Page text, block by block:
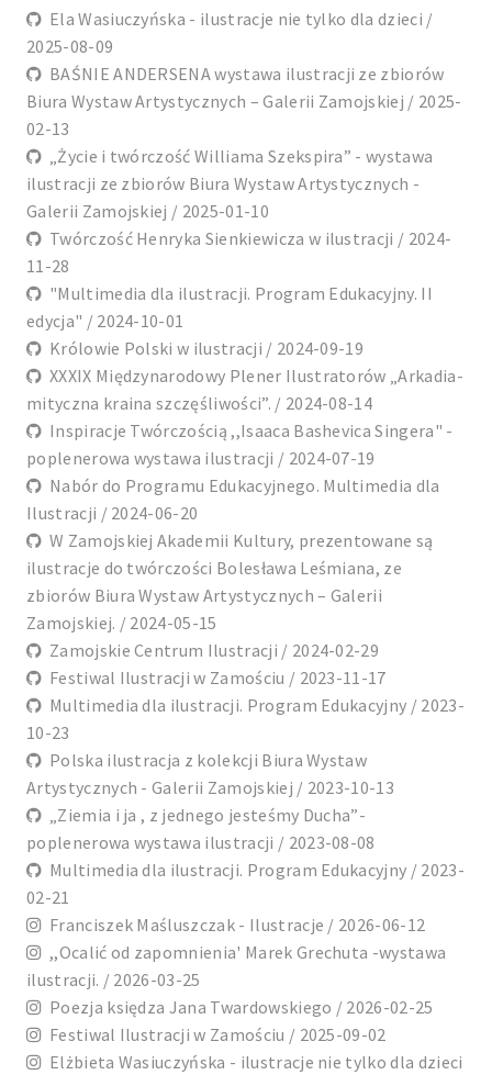
Ela Wasiuczyńska - ilustracje nie tylko dla dzieci /
2025-08-09
BAŚNIE ANDERSENA wystawa ilustracji ze zbiorów
Biura Wystaw Artystycznych – Galerii Zamojskiej / 2025-
02-13
„Życie i twórczość Williama Szekspira” - wystawa
ilustracji ze zbiorów Biura Wystaw Artystycznych -
Galerii Zamojskiej / 2025-01-10
Twórczość Henryka Sienkiewicza w ilustracji / 2024-
11-28
"Multimedia dla ilustracji. Program Edukacyjny. II
edycja" / 2024-10-01
Królowie Polski w ilustracji / 2024-09-19
XXXIX Międzynarodowy Plener Ilustratorów „Arkadia-
mityczna kraina szczęśliwości”. / 2024-08-14
Inspiracje Twórczością ,,Isaaca Bashevica Singera" -
poplenerowa wystawa ilustracji / 2024-07-19
Nabór do Programu Edukacyjnego. Multimedia dla
Ilustracji / 2024-06-20
W Zamojskiej Akademii Kultury, prezentowane są
ilustracje do twórczości Bolesława Leśmiana, ze
zbiorów Biura Wystaw Artystycznych – Galerii
Zamojskiej. / 2024-05-15
Zamojskie Centrum Ilustracji / 2024-02-29
Festiwal Ilustracji w Zamościu / 2023-11-17
Multimedia dla ilustracji. Program Edukacyjny / 2023-
10-23
Polska ilustracja z kolekcji Biura Wystaw
Artystycznych - Galerii Zamojskiej / 2023-10-13
„Ziemia i ja , z jednego jesteśmy Ducha”-
poplenerowa wystawa ilustracji / 2023-08-08
Multimedia dla ilustracji. Program Edukacyjny / 2023-
02-21
Franciszek Maśluszczak - Ilustracje / 2026-06-12
,,Ocalić od zapomnienia' Marek Grechuta -wystawa
ilustracji. / 2026-03-25
Poezja księdza Jana Twardowskiego / 2026-02-25
Festiwal Ilustracji w Zamościu / 2025-09-02
Elżbieta Wasiuczyńska - ilustracje nie tylko dla dzieci